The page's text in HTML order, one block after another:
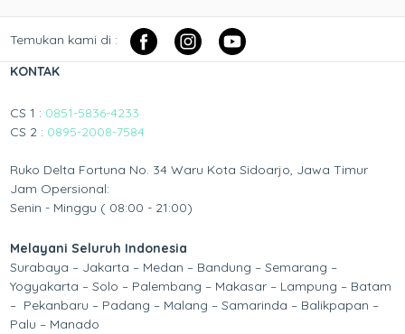
Temukan kami di :
KONTAK
CS 1 : 0851-5836-4233
CS 2 : 0895-2008-7584
Ruko Delta Fortuna No. 34 Waru Kota Sidoarjo, Jawa Timur
Jam Opersional:
Senin - Minggu ( 08:00 - 21:00)
Melayani Seluruh Indonesia
Surabaya – Jakarta – Medan – Bandung – Semarang –
Yogyakarta – Solo – Palembang – Makasar – Lampung – Batam
– Pekanbaru – Padang – Malang – Samarinda – Balikpapan –
Palu – Manado